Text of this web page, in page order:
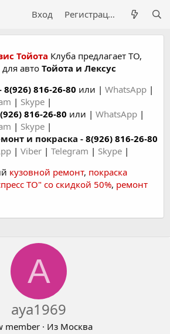
Вход Регистрация
Тойота Клуба предлагает ТО,
авто Тойота и Лексус
8(926) 816-26-80 или | WhatsApp |
| Skype |
816-26-80 или | WhatsApp |
| Skype |
и покраска - 8(926) 816-26-80
| Viber | Telegram | Skype |
кузовной ремонт, покраска
ТО" со скидкой 50%, ремонт
A
aya1969
member · Из Москва